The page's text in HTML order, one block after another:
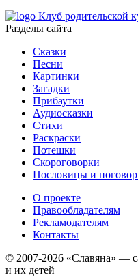
Клуб родительской
Разделы сайта
Сказки
Песни
Картинки
Загадки
Прибаутки
Аудиосказки
Стихи
Раскраски
Потешки
Скороговорки
Пословицы и
О проекте
Правообладателям
Рекламодателям
Контакты
© 2007-2026 «Славяна» —
и их детей